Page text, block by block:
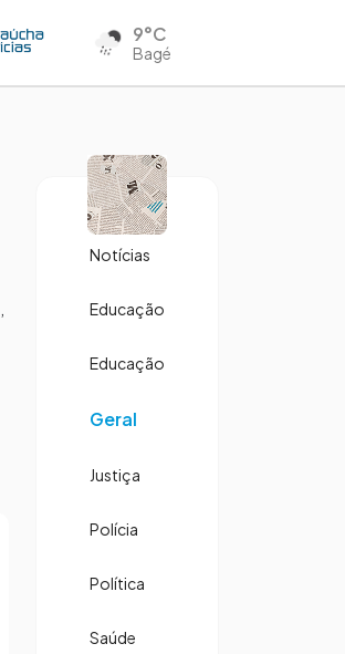
9°C
Bagé
Notícias
Educação
Educação
Geral
Justiça
Polícia
Política
Saúde